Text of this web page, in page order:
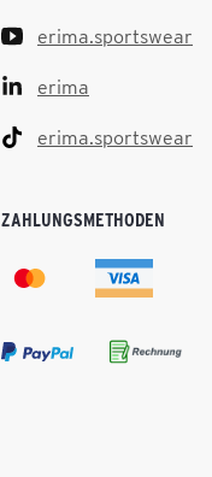
erima.sportswear
erima
erima.sportswear
ZAHLUNGSMETHODEN